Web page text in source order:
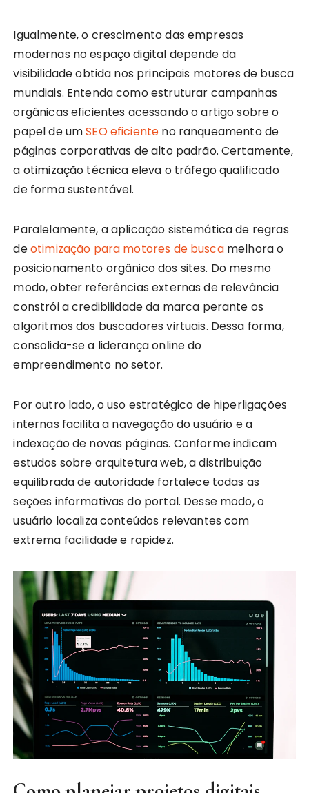
Igualmente, o crescimento das empresas
modernas no espaço digital depende da
visibilidade obtida nos principais motores de busca
mundiais. Entenda como estruturar campanhas
orgânicas eficientes acessando o artigo sobre o
papel de umSEO eficiente no ranqueamento de
páginas corporativas de alto padrão. Certamente,
a otimização técnica eleva o tráfego qualificado
de forma sustentável.
Paralelamente, a aplicação sistemática de regras
deotimização para motores de buscamelhora o
posicionamento orgânico dos sites. Do mesmo
modo, obter referências externas de relevância
constrói a credibilidade da marca perante os
algoritmos dos buscadores virtuais. Dessa forma,
consolida-se a liderança online do
empreendimento no setor.
Por outro lado, o uso estratégico de hiperligações
internas facilita a navegação do usuário e a
indexação de novas páginas. Conforme indicam
estudos sobre arquitetura web, a distribuição
equilibrada de autoridade fortalece todas as
seções informativas do portal. Desse modo, o
usuário localiza conteúdos relevantes com
extrema facilidade e rapidez.